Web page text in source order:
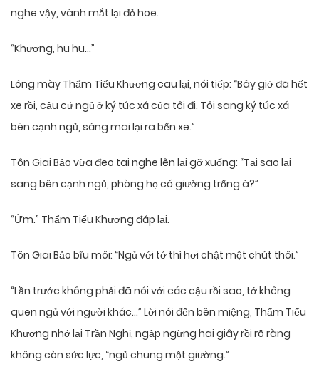
nghe vậy, vành mắt lại đỏ hoe.
“Khương, hu hu…”
Lông mày Thẩm Tiểu Khương cau lại, nói tiếp: “Bây giờ đã hết
xe rồi, cậu cứ ngủ ở ký túc xá của tôi đi. Tôi sang ký túc xá
bên cạnh ngủ, sáng mai lại ra bến xe.”
Tôn Giai Bảo vừa đeo tai nghe lên lại gỡ xuống: “Tại sao lại
sang bên cạnh ngủ, phòng họ có giường trống à?”
“Ừm.” Thẩm Tiểu Khương đáp lại.
Tôn Giai Bảo bĩu môi: “Ngủ với tớ thì hơi chật một chút thôi.”
“Lần trước không phải đã nói với các cậu rồi sao, tớ không
quen ngủ với người khác…” Lời nói đến bên miệng, Thẩm Tiểu
Khương nhớ lại Trần Nghị, ngập ngừng hai giây rồi rõ ràng
không còn sức lực, “ngủ chung một giường.”